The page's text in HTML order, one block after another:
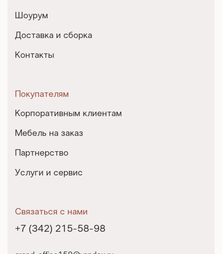
Шоурум
Доставка и сборка
Контакты
Покупателям
Корпоративным клиентам
Мебель на заказ
Партнерство
Услуги и сервис
Связаться с нами
+7 (342) 215-58-98